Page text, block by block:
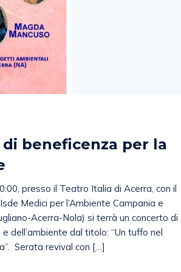
beneficenza per la
presso il Teatro Italia di Acerra, con il
Medici per l’Ambiente Campania e
Acerra-Nola) si terrà un concerto di
dell’ambiente dal titolo: “Un tuffo nel
Serata revival con […]